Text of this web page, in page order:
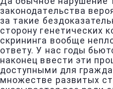
законодательства
за такие
сторону генетических
скрининга вообще
ответу. У нас годы
наконец ввести эти
доступными для
множестве развитых